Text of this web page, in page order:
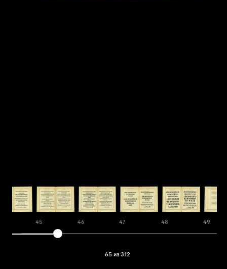
45 46 47 48 49
65 из 312